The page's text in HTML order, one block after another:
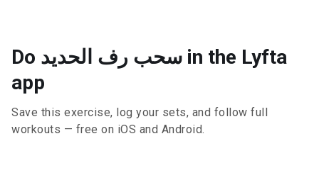
Do سحب رف الحديد in the Lyfta
app
Save this exercise, log your sets, and follow full
workouts — free on iOS and Android.